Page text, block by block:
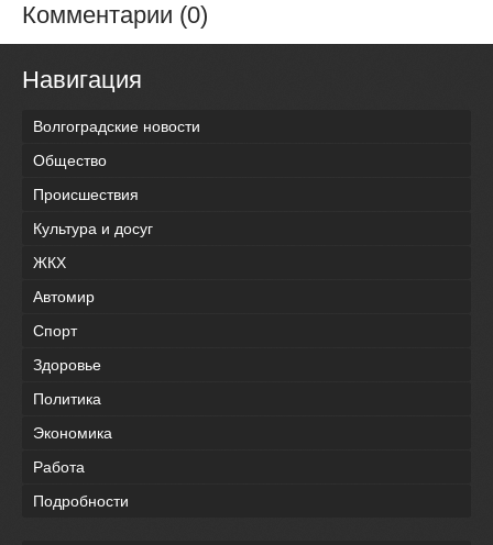
Комментарии (0)
Навигация
Волгоградские новости
Общество
Происшествия
Культура и досуг
ЖКХ
Автомир
Спорт
Здоровье
Политика
Экономика
Работа
Подробности